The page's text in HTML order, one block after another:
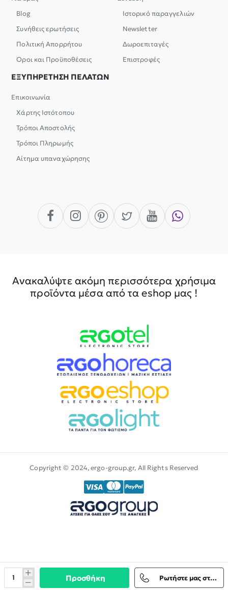
Προσθήκη Ρωτήστε μας στο Viber
Blog
Συνήθεις ερωτήσεις
Πολιτική Απορρήτου
Όροι και Προϋποθέσεις
Ιστορικό παραγγελιών
Newsletter
Δωροεπιταγές
Επιστροφές
ΕΞΥΠΗΡΕΤΗΣΗ ΠΕΛΑΤΩΝ
Επικοινωνία
Χάρτης Ιστότοπου
Τρόποι Αποστολής
Τρόποι Πληρωμής
Αίτημα υπαναχώρησης
Ανακαλύψτε ακόμη περισσότερα χρήσιμα
προϊόντα μέσα από τα eshop μας !
Copyright © 2024, ergo-group.gr, All Rights Reserved